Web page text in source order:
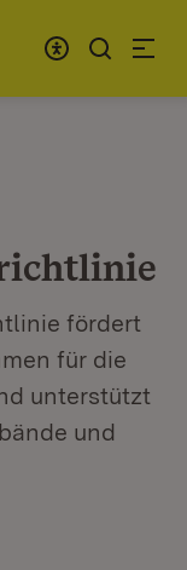
fördert
für die
unterstützt
und